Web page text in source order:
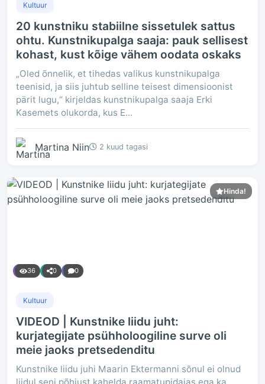
Kultuur
20 kunstniku stabiilne sissetulek sattus
ohtu. Kunstnikupalga saaja: pauk sellisest
kohast, kust kõige vähem oodata oskaks
„Oled õnnelik, et tihedas valikus kunstnikupalga
teenisid, ja siis juhtub selline teisest dimensioonist
pärit lugu,“ kirjeldas kunstnikupalga saaja Erki
Kasemets olukorda, kus E...
Martina Niin 2 kuud tagasi
Hinda!
36 0 0
Kultuur
VIDEOD | Kunstnike liidu juht:
kurjategijate psühholoogiline surve oli
meie jaoks pretsedenditu
Kunstnike liidu juhi Maarin Ektermanni sõnul ei olnud